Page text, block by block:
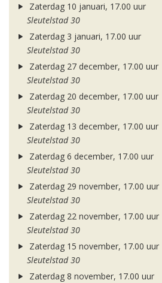
Zaterdag 10 januari, 17.00 uur
Sleutelstad 30
Zaterdag 3 januari, 17.00 uur
Sleutelstad 30
Zaterdag 27 december, 17.00 uur
Sleutelstad 30
Zaterdag 20 december, 17.00 uur
Sleutelstad 30
Zaterdag 13 december, 17.00 uur
Sleutelstad 30
Zaterdag 6 december, 17.00 uur
Sleutelstad 30
Zaterdag 29 november, 17.00 uur
Sleutelstad 30
Zaterdag 22 november, 17.00 uur
Sleutelstad 30
Zaterdag 15 november, 17.00 uur
Sleutelstad 30
Zaterdag 8 november, 17.00 uur